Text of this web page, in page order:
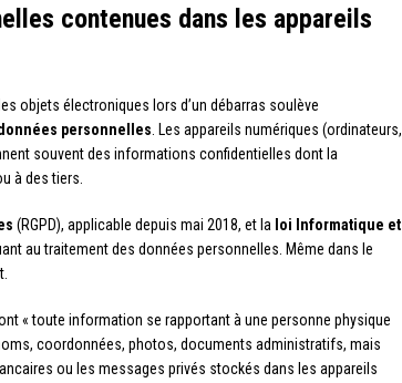
contenues dans les appareils
objets électroniques lors d’un débarras soulève
personnelles . Les appareils numériques (ordinateurs,
souvent des informations confidentielles dont la
à des tiers.
(RGPD), applicable depuis mai 2018, et la loi Informatique et
au traitement des données personnelles. Même dans le
« toute information se rapportant à une personne physique
coordonnées, photos, documents administratifs, mais
ou les messages privés stockés dans les appareils